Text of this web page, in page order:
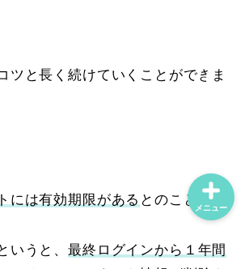
ツと長く続けていくことができま
には有効期限がある とのこと。
いうと、最終ログインから１年間
メニュー